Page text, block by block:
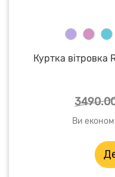
Куртка вітровка
Ви